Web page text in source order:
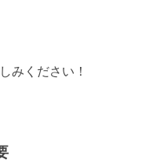
みください！